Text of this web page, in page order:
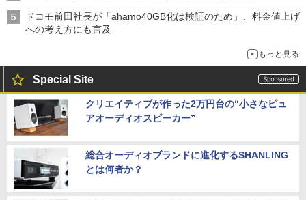
ドコモ前田社長が「ahamo40GB化は検証のため」、料金値上げ
への考え方にも言及
もっと見る
Special Site
クリエイティブが作った2万円台の“小さなピュ
アオーディオスピーカー”
総合オーディオブランドに進化するSHANLING
とは何者か？